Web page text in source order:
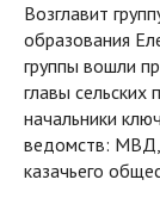
Возглавит
образования
группы вошли
главы сельских
начальники
ведомств:
казачьего